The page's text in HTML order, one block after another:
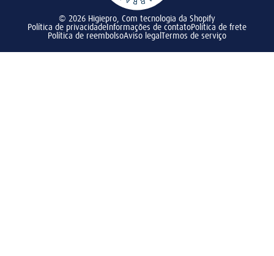
© 2026 Higiepro Com tecnologia da Shopify
Política de privacidadeInformações de contatoPolítica de frete
Política de reembolsoAviso legalTermos de serviço